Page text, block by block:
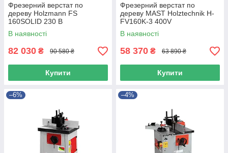
Фрезерний верстат по
дереву Holzmann FS
160SOLID 230 В
В наявності
82 030 ₴ 90 580 ₴
Купити
Фрезерний верстат по
дереву MAST Holztechnik H-
FV160K-3 400V
В наявності
58 370 ₴ 63 890 ₴
Купити
–6% –4%